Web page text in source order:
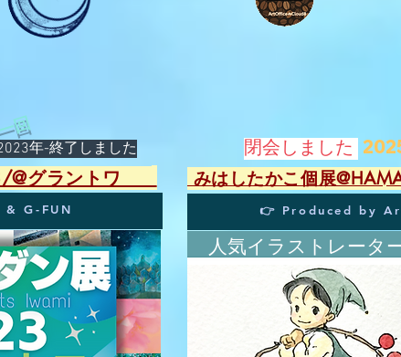
年-終了しました
回
@グラントワ
G-FUN
閉会しました
みはしたかこ個展
👉 Produced by
人気イラストレータ